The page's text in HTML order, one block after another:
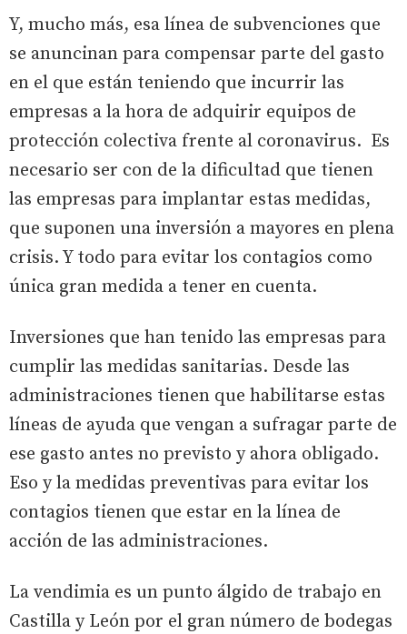
Y, mucho más, esa línea de subvenciones que
se anuncinan para compensar parte del gasto
en el que están teniendo que incurrir las
empresas a la hora de adquirir equipos de
protección colectiva frente al coronavirus. Es
necesario ser con de la dificultad que tienen
las empresas para implantar estas medidas,
que suponen una inversión a mayores en plena
crisis. Y todo para evitar los contagios como
única gran medida a tener en cuenta.
Inversiones que han tenido las empresas para
cumplir las medidas sanitarias. Desde las
administraciones tienen que habilitarse estas
líneas de ayuda que vengan a sufragar parte de
ese gasto antes no previsto y ahora obligado.
Eso y la medidas preventivas para evitar los
contagios tienen que estar en la línea de
acción de las administraciones.
La vendimia es un punto álgido de trabajo en
Castilla y León por el gran número de bodegas